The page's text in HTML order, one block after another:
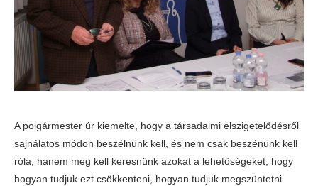
A polgármester úr kiemelte, hogy a társadalmi elszigetelődésről
sajnálatos módon beszélnünk kell, és nem csak beszénünk kell
róla, hanem meg kell keresnünk azokat a lehetőségeket, hogy
hogyan tudjuk ezt csökkenteni, hogyan tudjuk megszüntetni.